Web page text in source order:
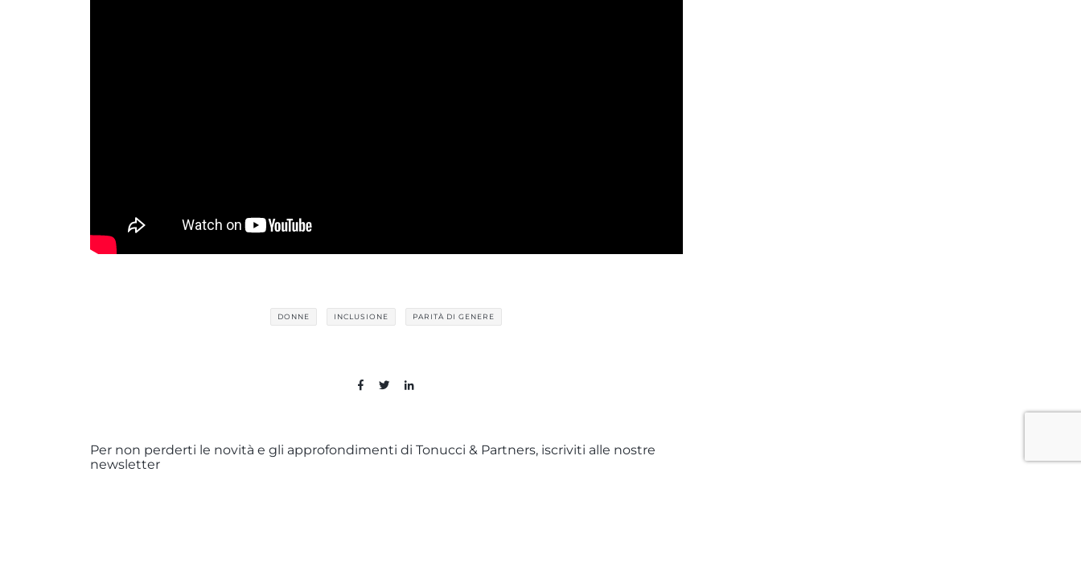
DONNE INCLUSIONE PARITÀ DI GENERE
Per non perderti le novità e gli approfondimenti di Tonucci & Partners, iscriviti alle nostre
newsletter